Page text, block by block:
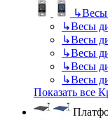
↳
↳Весы
↳Весы
↳Весы
↳Весы
↳Весы
Показать все